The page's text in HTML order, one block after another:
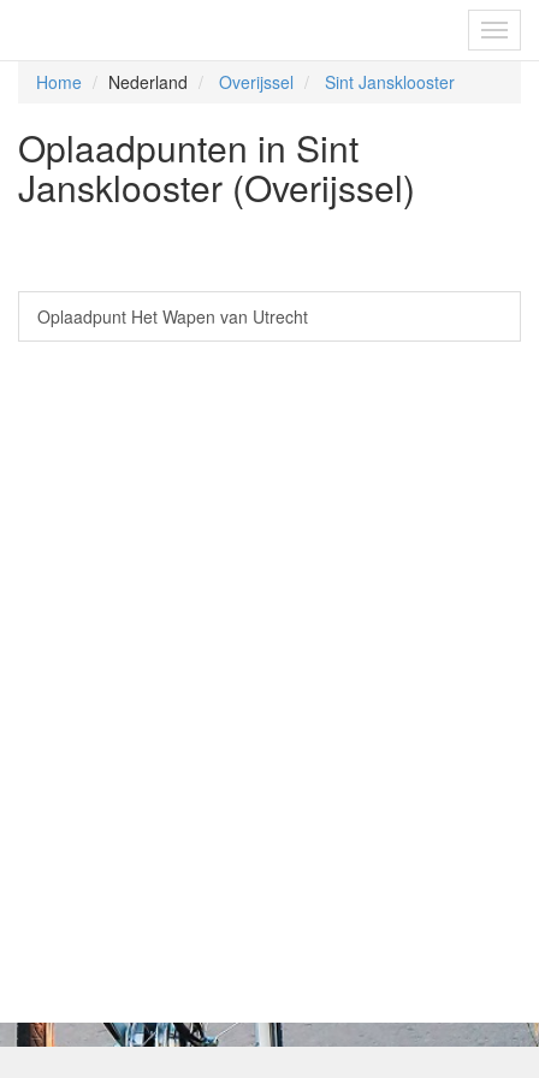
Home Nederland Overijssel Sint Jansklooster
Oplaadpunten in Sint
Jansklooster (Overijssel)
Oplaadpunt Het Wapen van Utrecht